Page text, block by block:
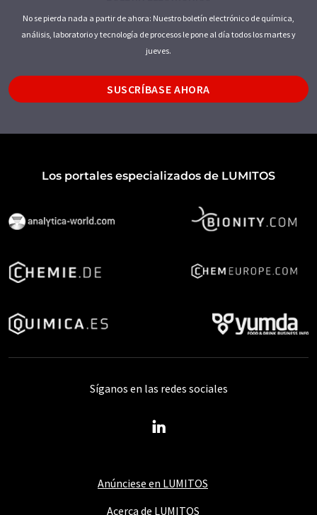
No se pierda nada a partir de ahora: Nuestro boletín electrónico de química,
análisis, laboratorio y tecnología de procesos le pone al día todos los martes y
jueves.
SUSCRÍBASE AHORA
Los portales especializados de LUMITOS
Anúnciese en LUMITOS
Acerca de LUMITOS
Síganos en las redes sociales